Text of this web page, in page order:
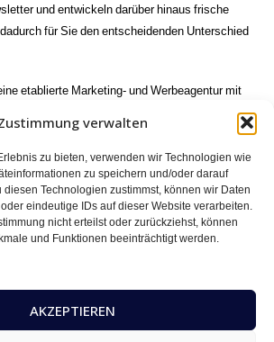
verwalten
zu bieten, verwenden wir Technologien wie
zu speichern und/oder darauf
Technologien zustimmst, können wir Daten
eindeutige IDs auf dieser Website verarbeiten.
nicht erteilst oder zurückziehst, können
und Funktionen beeinträchtigt werden.
AKZEPTIEREN
und entwickeln darüber hinaus frische
für Sie den entscheidenden Unterschied
etablierte Marketing- und Werbeagentur mit
ist, profitieren unsere Kunden gleich doppelt.
Sicherheit einer erfahrenen Ferienvermietung,
professioneller Marketingstrategien. Folglich
Sylt mit fundiertem Marketing-Know-how und
Grundlage für Sichtbarkeit, Reichweite sowie